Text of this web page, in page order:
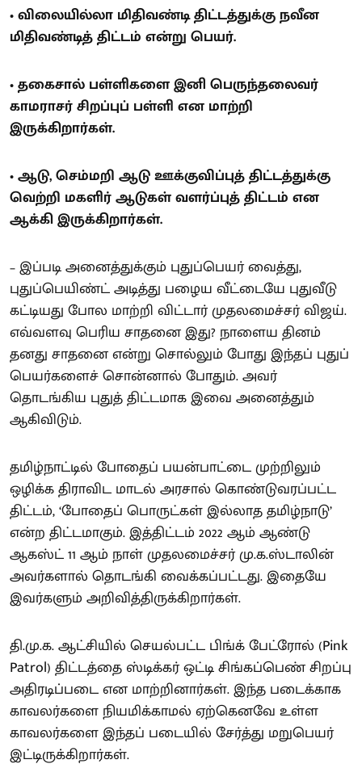
• விலையில்லா மிதிவண்டி திட்டத்துக்கு நவீன
மிதிவண்டித் திட்டம் என்று பெயர்.
• தகைசால் பள்ளிகளை இனி பெருந்தலைவர்
காமராசர் சிறப்புப் பள்ளி என மாற்றி
இருக்கிறார்கள்.
• ஆடு, செம்மறி ஆடு ஊக்குவிப்புத் திட்டத்துக்கு
வெற்றி மகளிர் ஆடுகள் வளர்ப்புத் திட்டம் என
ஆக்கி இருக்கிறார்கள்.
– இப்படி அனைத்துக்கும் புதுப்பெயர் வைத்து,
புதுப்பெயிண்ட் அடித்து பழைய வீட்டையே புதுவீடு
கட்டியது போல மாற்றி விட்டார் முதலமைச்சர் விஜய்.
எவ்வளவு பெரிய சாதனை இது? நாளைய தினம்
தனது சாதனை என்று சொல்லும் போது இந்தப் புதுப்
பெயர்களைச் சொன்னால் போதும். அவர்
தொடங்கிய புதுத் திட்டமாக இவை அனைத்தும்
ஆகிவிடும்.
தமிழ்நாட்டில் போதைப் பயன்பாட்டை முற்றிலும்
ஒழிக்க திராவிட மாடல் அரசால் கொண்டுவரப்பட்ட
திட்டம், ‘போதைப் பொருட்கள் இல்லாத தமிழ்நாடு’
என்ற திட்டமாகும். இத்திட்டம் 2022 ஆம் ஆண்டு
ஆகஸ்ட் 11 ஆம் நாள் முதலமைச்சர் மு.க.ஸ்டாலின்
அவர்களால் தொடங்கி வைக்கப்பட்டது. இதையே
இவர்களும் அறிவித்திருக்கிறார்கள்.
தி.மு.க. ஆட்சியில் செயல்பட்ட பிங்க் பேட்ரோல் (Pink
Patrol) திட்டத்தை ஸ்டிக்கர் ஒட்டி சிங்கப்பெண் சிறப்பு
அதிரடிப்படை என மாற்றினார்கள். இந்த படைக்காக
காவலர்களை நியமிக்காமல் ஏற்கெனவே உள்ள
காவலர்களை இந்தப் படையில் சேர்த்து மறுபெயர்
இட்டிருக்கிறார்கள்.